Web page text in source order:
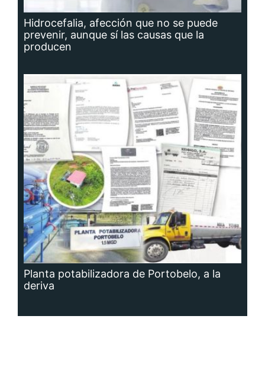
Hidrocefalia, afección que no se puede
prevenir, aunque sí las causas que la
producen
Planta potabilizadora de Portobelo, a la
deriva